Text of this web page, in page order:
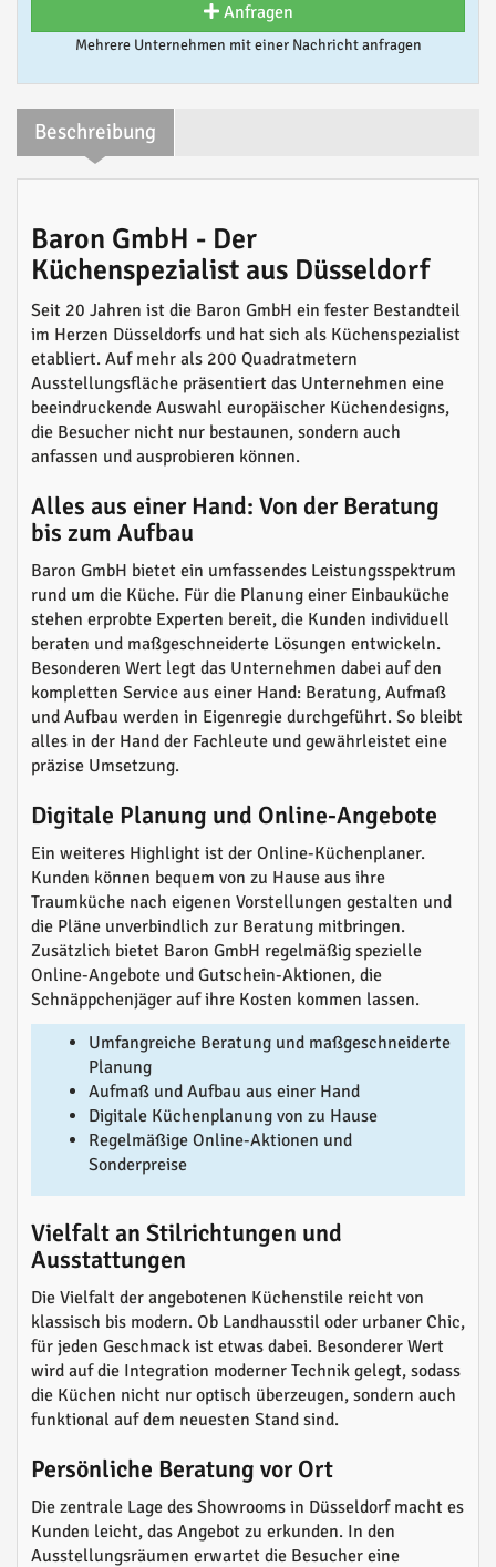
Anfragen
Mehrere Unternehmen mit einer Nachricht anfragen
Beschreibung
Baron GmbH - Der
Küchenspezialist aus Düsseldorf
Seit 20 Jahren ist die Baron GmbH ein fester Bestandteil
im Herzen Düsseldorfs und hat sich als Küchenspezialist
etabliert. Auf mehr als 200 Quadratmetern
Ausstellungsfläche präsentiert das Unternehmen eine
beeindruckende Auswahl europäischer Küchendesigns,
die Besucher nicht nur bestaunen, sondern auch
anfassen und ausprobieren können.
Alles aus einer Hand: Von der Beratung
bis zum Aufbau
Baron GmbH bietet ein umfassendes Leistungsspektrum
rund um die Küche. Für die Planung einer Einbauküche
stehen erprobte Experten bereit, die Kunden individuell
beraten und maßgeschneiderte Lösungen entwickeln.
Besonderen Wert legt das Unternehmen dabei auf den
kompletten Service aus einer Hand: Beratung, Aufmaß
und Aufbau werden in Eigenregie durchgeführt. So bleibt
alles in der Hand der Fachleute und gewährleistet eine
präzise Umsetzung.
Digitale Planung und Online-Angebote
Ein weiteres Highlight ist der Online-Küchenplaner.
Kunden können bequem von zu Hause aus ihre
Traumküche nach eigenen Vorstellungen gestalten und
die Pläne unverbindlich zur Beratung mitbringen.
Zusätzlich bietet Baron GmbH regelmäßig spezielle
Online-Angebote und Gutschein-Aktionen, die
Schnäppchenjäger auf ihre Kosten kommen lassen.
Umfangreiche Beratung und maßgeschneiderte
Planung
Aufmaß und Aufbau aus einer Hand
Digitale Küchenplanung von zu Hause
Regelmäßige Online-Aktionen und
Sonderpreise
Vielfalt an Stilrichtungen und
Ausstattungen
Die Vielfalt der angebotenen Küchenstile reicht von
klassisch bis modern. Ob Landhausstil oder urbaner Chic,
für jeden Geschmack ist etwas dabei. Besonderer Wert
wird auf die Integration moderner Technik gelegt, sodass
die Küchen nicht nur optisch überzeugen, sondern auch
funktional auf dem neuesten Stand sind.
Persönliche Beratung vor Ort
Die zentrale Lage des Showrooms in Düsseldorf macht es
Kunden leicht, das Angebot zu erkunden. In den
Ausstellungsräumen erwartet die Besucher eine